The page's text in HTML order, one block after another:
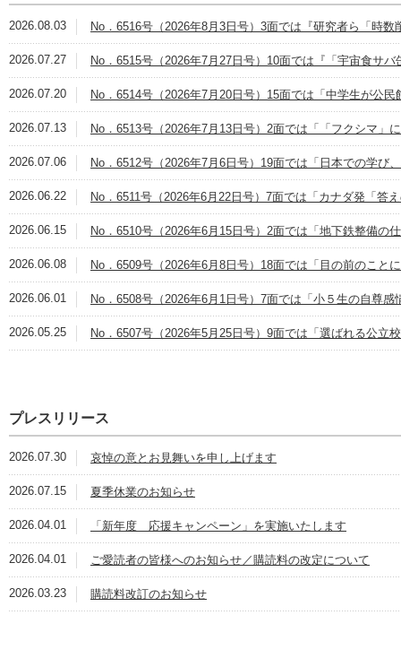
2026.08.03 No．6516号（2026年8月3日号）3面では『研究者ら「時数
2026.07.27 No．6515号（2026年7月27日号）10面では『「宇宙食サ
2026.07.20 No．6514号（2026年7月20日号）15面では「中学生が公
2026.07.13 No．6513号（2026年7月13日号）2面では「「フクシマ」
2026.07.06 No．6512号（2026年7月6日号）19面では「日本での学び
2026.06.22 No．6511号（2026年6月22日号）7面では「カナダ発「答
2026.06.15 No．6510号（2026年6月15日号）2面では「地下鉄整備の
2026.06.08 No．6509号（2026年6月8日号）18面では「目の前のこと
2026.06.01 No．6508号（2026年6月1日号）7面では「小５生の自尊感
2026.05.25 No．6507号（2026年5月25日号）9面では「選ばれる公
プレスリリース
2026.07.30 哀悼の意とお見舞いを申し上げます
2026.07.15 夏季休業のお知らせ
2026.04.01 「新年度 応援キャンペーン」を実施いたします
2026.04.01 ご愛読者の皆様へのお知らせ／購読料の改定について
2026.03.23 購読料改訂のお知らせ